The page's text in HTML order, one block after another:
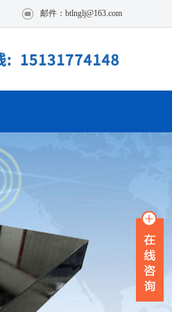
邮件：btlnglj@163.com